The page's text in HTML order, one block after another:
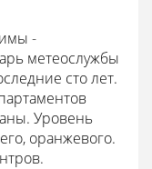
-
метеослужбы
сто лет.
Уровень
оранжевого.